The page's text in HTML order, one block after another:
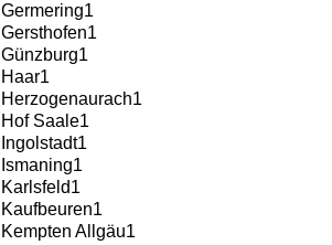
Germering1
Gersthofen1
Günzburg1
Haar1
Herzogenaurach1
Hof Saale1
Ingolstadt1
Ismaning1
Karlsfeld1
Kaufbeuren1
Kempten Allgäu1